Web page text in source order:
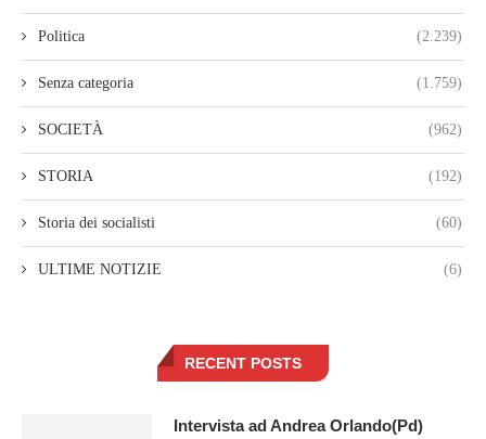
Politica (2.239)
Senza categoria (1.759)
SOCIETÀ (962)
STORIA (192)
Storia dei socialisti (60)
ULTIME NOTIZIE (6)
RECENT POSTS
Intervista ad Andrea Orlando(Pd)